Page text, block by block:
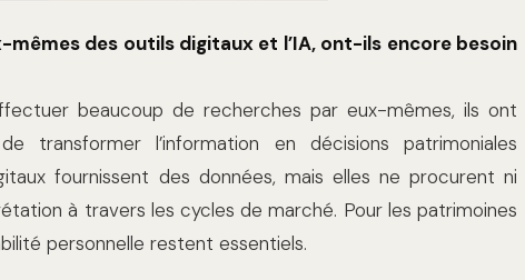
mêmes des outils digitaux et l’IA, ont-ils encore besoin
beaucoup de recherches par eux-mêmes, ils ont
transformer l’information en décisions patrimoniales
fournissent des données, mais elles ne procurent ni
à travers les cycles de marché. Pour les patrimoines
personnelle restent essentiels.